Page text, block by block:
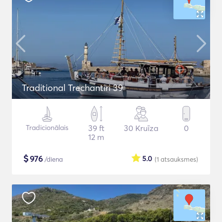
Traditional Trechantiri 39
Tradicionālais
39 ft
12 m
30 Kruīza 0
$976 /diena (1 atsauksmes)
5.0